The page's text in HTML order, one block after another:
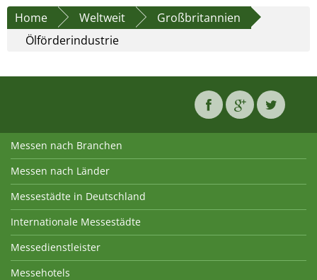
Home Weltweit
Großbritannien
Ölförderindustrie
Messen nach Branchen
Messen nach Länder
Messestädte in Deutschland
Internationale Messestädte
Messedienstleister
Messehotels